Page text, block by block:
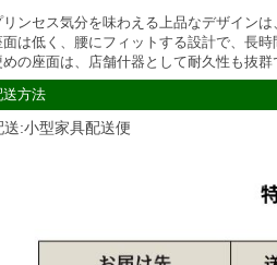
リンセス気分を味わえる上品なデザインは
面は低く、腰にフィットする設計で、長時
めの座面は、店舗什器として耐久性も抜群
送方法
送:小型家具配送便